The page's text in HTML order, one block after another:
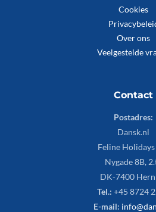
Cookies
Over ons
Veelgestelde
Contact
Postadres:
Dansk.nl
Feline Holidays
Nygade 8B,
DK-7400
Tel.: +45 8724
E-mail: